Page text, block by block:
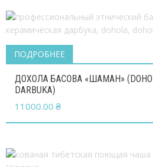
ПОДРОБНЕЕ
ДОХОЛА БАСОВА «ШАМАН»
DARBUKA)
11000.00 ₴